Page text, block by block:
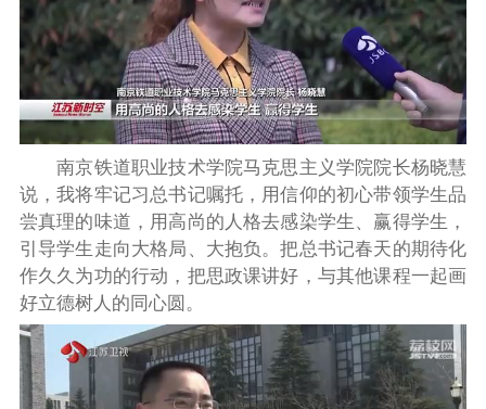
南京铁道职业技术学院马克思主义学院院长杨晓慧
说，我将牢记习总书记嘱托，用信仰的初心带领学生品
尝真理的味道，用高尚的人格去感染学生、赢得学生，
引导学生走向大格局、大抱负。把总书记春天的期待化
作久久为功的行动，把思政课讲好，与其他课程一起画
好立德树人的同心圆。